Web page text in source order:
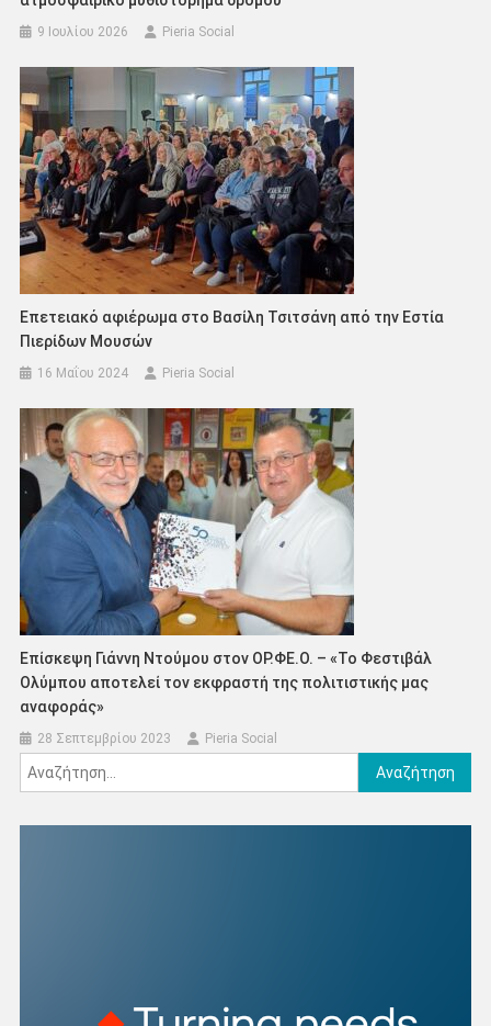
9 Ιουλίου 2026 Pieria Social
Επετειακό αφιέρωμα στο Βασίλη Τσιτσάνη από την Εστία
Πιερίδων Μουσών
16 Μαΐου 2024 Pieria Social
Επίσκεψη Γιάννη Ντούμου στον ΟΡ.ΦΕ.Ο. – «Το Φεστιβάλ
Ολύμπου αποτελεί τον εκφραστή της πολιτιστικής μας
αναφοράς»
28 Σεπτεμβρίου 2023 Pieria Social
Αναζήτηση
για: